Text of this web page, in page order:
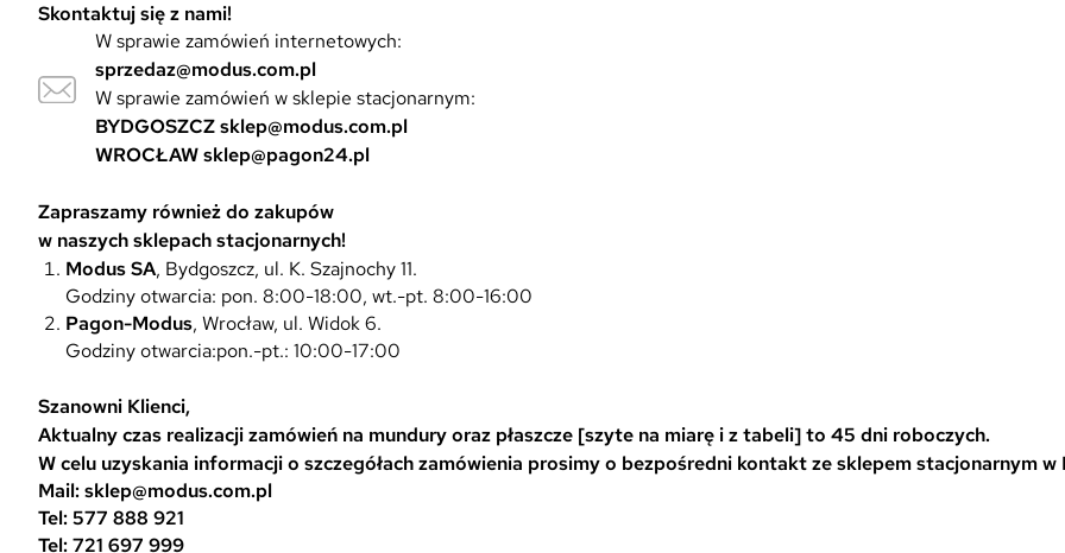
.
.
O
Skontaktuj się z nami!
W sprawie zamówień internetowych:
sprzedaz@modus.com.pl
W sprawie zamówień w sklepie stacjonarnym:
BYDGOSZCZsklep@modus.com.pl
WROCŁAWsklep@pagon24.pl
Zapraszamy również do zakupów
w naszych sklepach stacjonarnych!
Modus SA, Bydgoszcz, ul. K. Szajnochy 11.
Godziny otwarcia: pon. 8:00-18:00, wt.-pt. 8:00-16:00
Pagon-Modus, Wrocław, ul. Widok 6.
Godziny otwarcia:pon.-pt.: 10:00-17:00
Szanowni Klienci,
Aktualny czas realizacji zamówień na mundury oraz płaszcze [szyte na miarę i z tabeli] to 45 dni roboczych.
W celu uzyskania informacji o szczegółach zamówienia prosimy o bezpośredni kontakt ze sklepem stacjonarnym w
Mail: sklep@modus.com.pl
Tel: 577 888 921
Tel: 721 697 999